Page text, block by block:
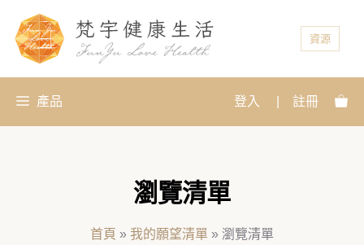
資源
產品 登入 註冊
瀏覽清單
首頁 » 我的願望清單 » 瀏覽清單